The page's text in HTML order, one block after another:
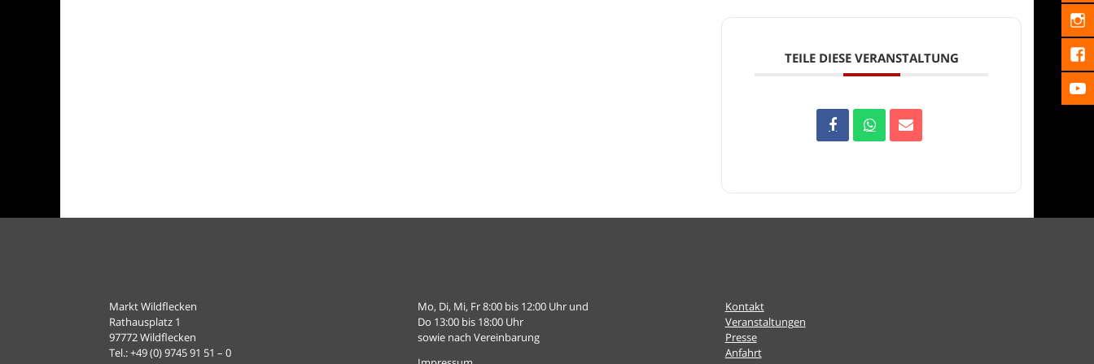
TEILE DIESE VERANSTALTUNG
Markt Wildflecken
Rathausplatz 1
97772 Wildflecken
Tel.: +49 (0) 9745 91 51 – 0
Mo, Di, Mi, Fr 8:00 bis 12:00 Uhr und
Do 13:00 bis 18:00 Uhr
sowie nach Vereinbarung
Kontakt
Veranstaltungen
Presse
Anfahrt